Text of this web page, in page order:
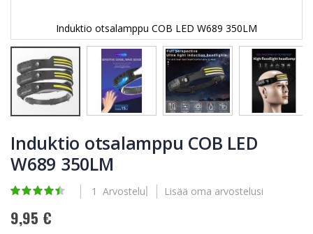
Induktio otsalamppu COB LED W689 350LM
to
the
beginning
of
the
images
gallery
Induktio otsalamppu COB LED
W689 350LM
Rating: 1 Arvostelu Lisää oma arvostelusi
9,95 €